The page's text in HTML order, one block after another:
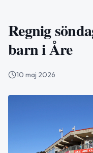
Regnig
barn i Åre
10 maj 2026